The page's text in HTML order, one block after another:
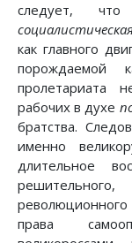
следует,
как главного
порождаемой
пролетариата
рабочих в духе
братства.
именно
длительное
революционного
права